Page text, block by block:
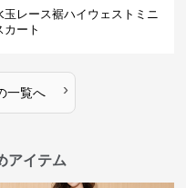
玉レース裾ハイウェストミニ
カート
一覧へ ›
アイテム